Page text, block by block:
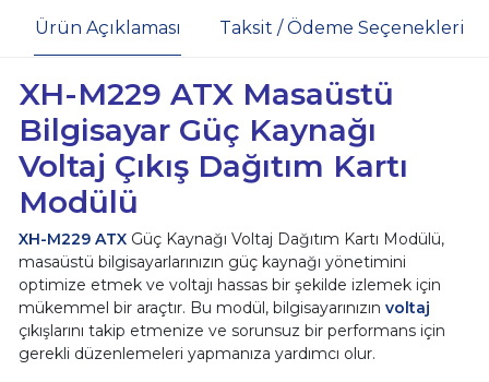
Ürün Açıklaması Taksit / Ödeme Seçenekleri
XH-M229 ATX Masaüstü
Bilgisayar Güç Kaynağı
Voltaj Çıkış Dağıtım Kartı
Modülü
XH-M229 ATXGüç Kaynağı Voltaj Dağıtım Kartı Modülü,
masaüstü bilgisayarlarınızın güç kaynağı yönetimini
optimize etmek ve voltajı hassas bir şekilde izlemek için
mükemmel bir araçtır. Bu modül, bilgisayarınızın voltaj
çıkışlarını takip etmenize ve sorunsuz bir performans için
gerekli düzenlemeleri yapmanıza yardımcı olur.